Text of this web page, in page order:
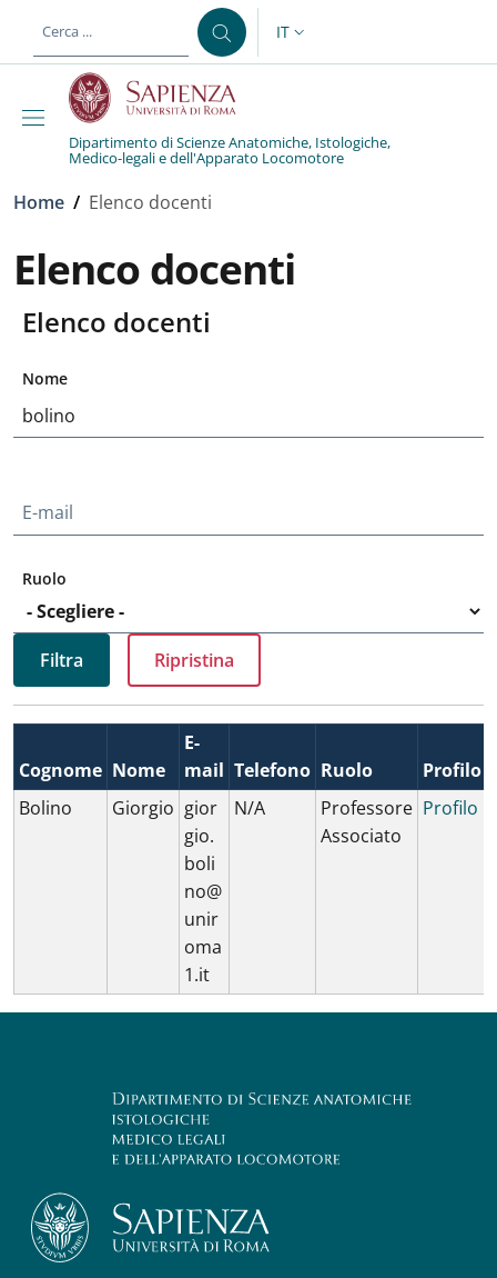
al contenuto principale
SELETTORE LINGUA:
IT
Dipartimento di Scienze Anatomiche, Istologiche,
Medico-legali e dell'Apparato Locomotore
Briciole di pane
Home / Elenco docenti
Elenco docenti
Elenco docenti
Nome
E-mail
Ruolo
Cognome Nome
E-
mail Telefono Ruolo
Profilo
Bolino
Giorgio gior
gio.
boli
no@
unir
oma
1.it
N/A
Professore
Associato
Profilo